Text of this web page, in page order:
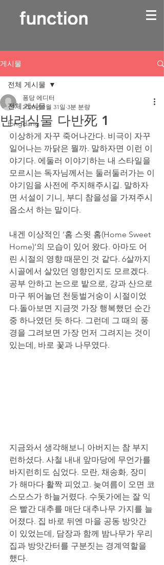
게시물
전체 게시물
fongdang
전체 게시물
반려식물 다반死 1
퐁당 에디터
2020년 1월 31일 3분 분량
이상하게 자꾸 죽어나간다. 비극이 자꾸
일어나는 까닭은 뭘까. 말하자면 이런 이
야기다. 에둘러 이야기하는 내 스타일을
모르시는 독자님께서는 둘러둘러가는 이
야기임을 사전에 주지해주시길. 말하자
면 서설이 기니, 부디 참을성을 가져주시
옵소서 하는 말이다.
내겐 이상적인 ‘홈 스윗 홈(Home Sweet
Home)’의 모습이 있어 왔다. 아마도 어
린 시절의 영향 때문인 것 같다. 6살까지
시골에서 살았던 영향인지도 모르겠다.
공부 안하고 논으로 밭으로, 강과 산으로
마구 뛰어놀던 천둥벌거숭이 시절이었
다.돌아보면 지금껏 가장 행복했던 순간
중 하나였던 듯 하다. 그런데 그 때의 풍
경을 그려보면 가장 먼저 그려지는 것이
있는데, 바로 꽃과 나무였다.
지금와서 생각해보니 아버지는 참 부지
런하셨다. 사철 내내 앞마당에 무언가를
바지런히도 심었다. 모란, 채송화, 장미
가 해마다 활짝 피었고. 늦여름이 오면 코
스모스가 하늘거렸다. 수돗가에는 잘 익
은 빨간 대추를 매단 대추나무 가지를 늘
어졌다. 집 바로 뒤엔 마을 공동 방앗간
이 있었는데, 담장과 함께 밤나무가 우리
집과 방앗간터를 구분짓는 경계역할을
했다.